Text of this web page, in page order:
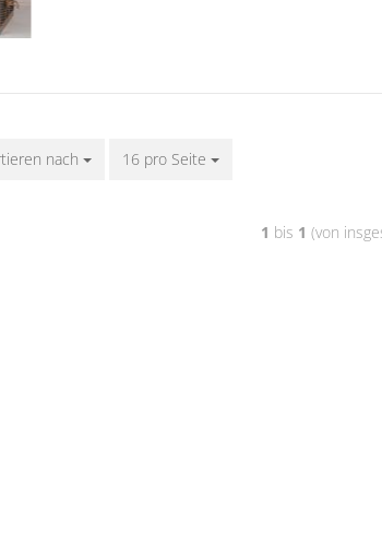
nach 16 pro Seite
1 bis 1 (von